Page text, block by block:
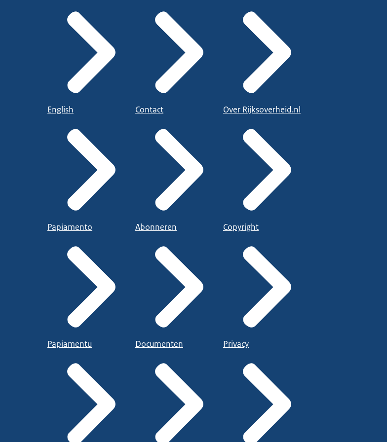
English
Papiamento
Papiamentu
Contact
Abonneren
Documenten
Over Rijksoverheid.nl
Copyright
Privacy